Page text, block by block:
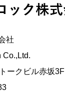
社
Co.,Ltd.
ークビル赤坂3F